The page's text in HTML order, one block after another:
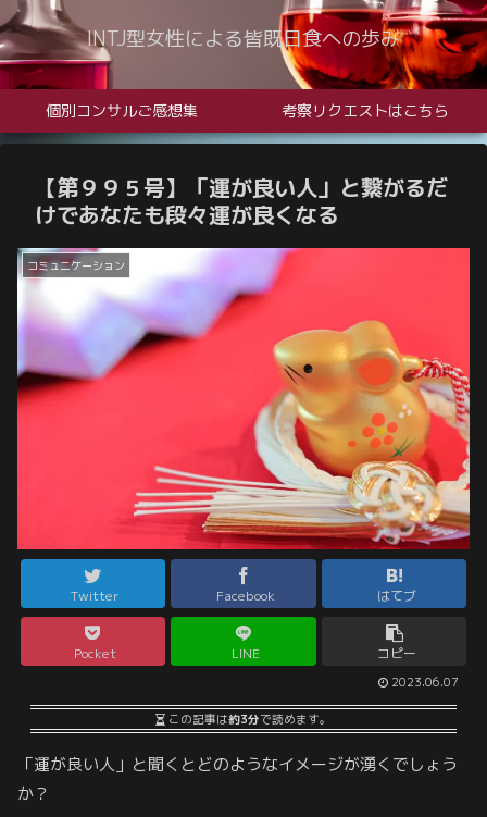
INTJ型女性による皆既日食への歩み
個別コンサルご感想集 考察リクエストはこちら
【第９９５号】「運が良い人」と繋がるだ
けであなたも段々運が良くなる
コミュニケーション
Twitter Facebook はてブ
Pocket LINE コピー
2023.06.07
この記事は約3分で読めます。
「運が良い人」と聞くとどのようなイメージが湧くでしょう
か？